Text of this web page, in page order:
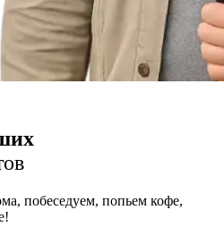
побеседуем, попьем кофе,